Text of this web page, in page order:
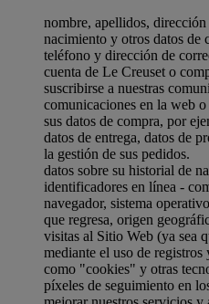
nombre, apellidos,
nacimiento y otros datos de
teléfono y dirección de
cuenta de Le Creuset o
suscribirse a nuestras
comunicaciones en la web o
sus datos de compra, por
datos de entrega, datos de
la gestión de sus pedidos.
datos sobre su historial de
identificadores en línea -
navegador, sistema
que regresa, origen
visitas al Sitio Web (ya sea
mediante el uso de
como "cookies" y otras
píxeles de seguimiento en